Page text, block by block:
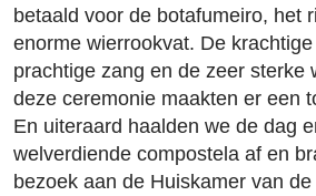
betaald voor de botafumeiro, het
enorme wierrookvat. De
prachtige zang en de zeer sterke
deze ceremonie maakten er een
En uiteraard haalden we de dag
welverdiende compostela af en
bezoek aan de Huiskamer van